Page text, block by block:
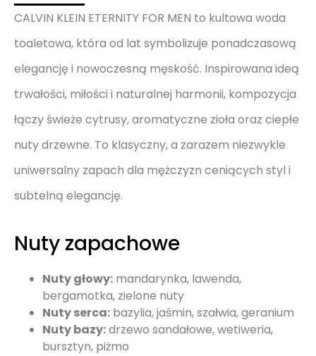
CALVIN KLEIN ETERNITY FOR MEN to kultowa woda
toaletowa, która od lat symbolizuje ponadczasową
elegancję i nowoczesną męskość. Inspirowana ideą
trwałości, miłości i naturalnej harmonii, kompozycja
łączy świeże cytrusy, aromatyczne zioła oraz ciepłe
nuty drzewne. To klasyczny, a zarazem niezwykle
uniwersalny zapach dla mężczyzn ceniących styl i
subtelną elegancję.
Nuty zapachowe
Nuty głowy: mandarynka, lawenda,
bergamotka, zielone nuty
Nuty serca: bazylia, jaśmin, szałwia, geranium
Nuty bazy:drzewo sandałowe, wetiweria,
bursztyn, piżmo